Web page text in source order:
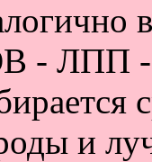
- ЛПП -
и